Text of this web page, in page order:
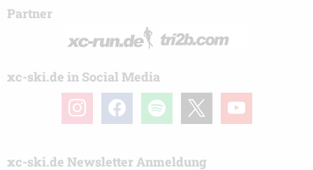
Partner
xc-ski.de in Social Media
instagramfacebook spotify youtube
xc-ski.de Newsletter Anmeldung